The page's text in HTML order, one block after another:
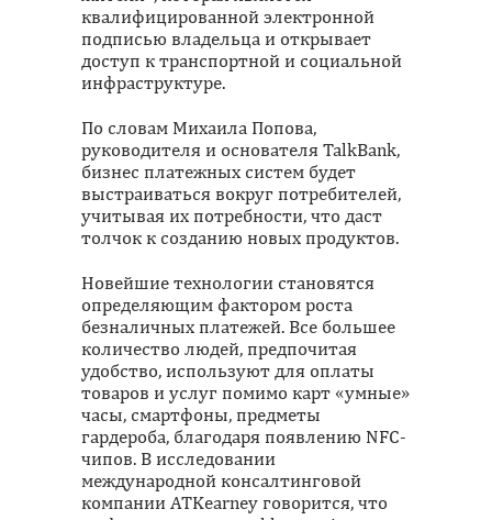
квалифицированной электронной
подписью владельца и открывает
доступ к транспортной и социальной
инфраструктуре.
По словам Михаила Попова,
руководителя и основателя TalkBank,
бизнес платежных систем будет
выстраиваться вокруг потребителей,
учитывая их потребности, что даст
толчок к созданию новых продуктов.
Новейшие технологии становятся
определяющим фактором роста
безналичных платежей. Все большее
количество людей, предпочитая
удобство, используют для оплаты
товаров и услуг помимо карт «умные»
часы, смартфоны, предметы
гардероба, благодаря появлению NFC-
чипов. В исследовании
международной консалтинговой
компании ATKearney говорится, что